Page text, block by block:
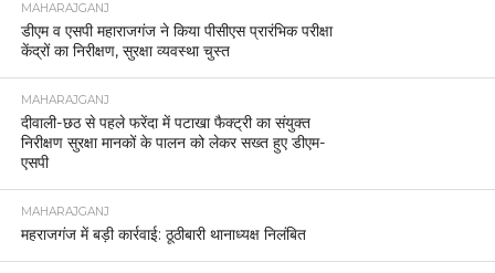
MAHARAJGANJ
डीएम व एसपी महाराजगंज ने किया पीसीएस प्रारंभिक परीक्षा
केंद्रों का निरीक्षण, सुरक्षा व्यवस्था चुस्त
MAHARAJGANJ
दीवाली-छठ से पहले फरेंदा में पटाखा फैक्ट्री का संयुक्त
निरीक्षण सुरक्षा मानकों के पालन को लेकर सख्त हुए डीएम-
एसपी
MAHARAJGANJ
महराजगंज में बड़ी कार्रवाई: ठूठीबारी थानाध्यक्ष निलंबित